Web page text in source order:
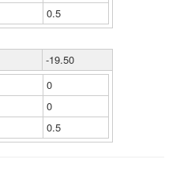
0.5
-19.50
0
0
0.5